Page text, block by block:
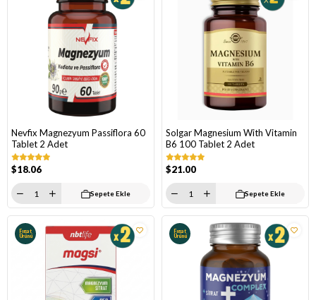
Nevfix Magnezyum Passiflora 60
Tablet 2 Adet
$18.06
Sepete Ekle
Solgar Magnesium With Vitamin
B6 100 Tablet 2 Adet
$21.00
Sepete Ekle
Fırsat
Ürünü
Fırsat
Ürünü